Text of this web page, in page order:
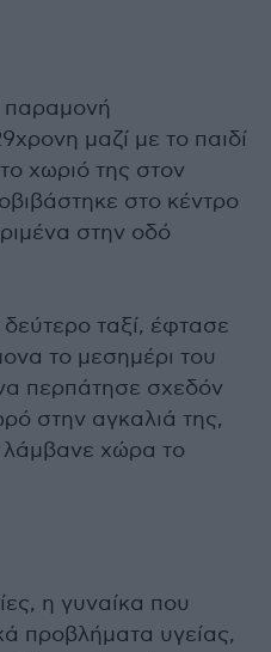
παραμονή
μαζί με το παιδί
χωριό της στον
στο κέντρο
στην οδό
ταξί, έφτασε
το μεσημέρι του
περπάτησε σχεδόν
στην αγκαλιά της,
λάμβανε χώρα το
η γυναίκα που
προβλήματα υγείας,